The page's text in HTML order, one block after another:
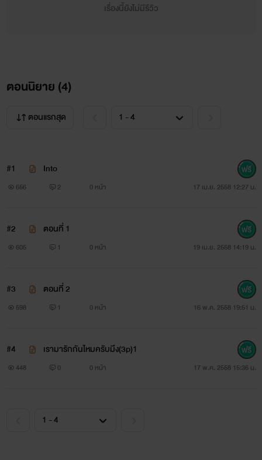
ชายหนุ่ม ที่สุดแสนจะกะล่อน ม่อ เจ้าชู้ ฟันไม่เลือก สุรานารี และ
ความปากหมากวนตีน ก็ยังรวมอยู่ในตัวเขา เคียวอายุ 25 ปี
"ผมไม่ได้อยากเจ้าชู้...แต่ความหล่อที่มีมันบังคับ"(เคียวได้กล่าว
เรื่องนี้ยังไม่มีรีวิว
ตอนนิยาย (4)
ตอนแรกสุด
#1 Into
656 2 0 หน้า 17 เม.ย. 2558 12:27 น.
#2 ตอนที่ 1
605 1 0 หน้า 19 เม.ย. 2558 14:19 น.
#3 ตอนที่ 2
598 1 0 หน้า 16 พ.ค. 2558 19:51 น.
#4 เรามารักกันไหมครับมึง(3p)1
448 0 0 หน้า 17 พ.ค. 2558 15:36 น.